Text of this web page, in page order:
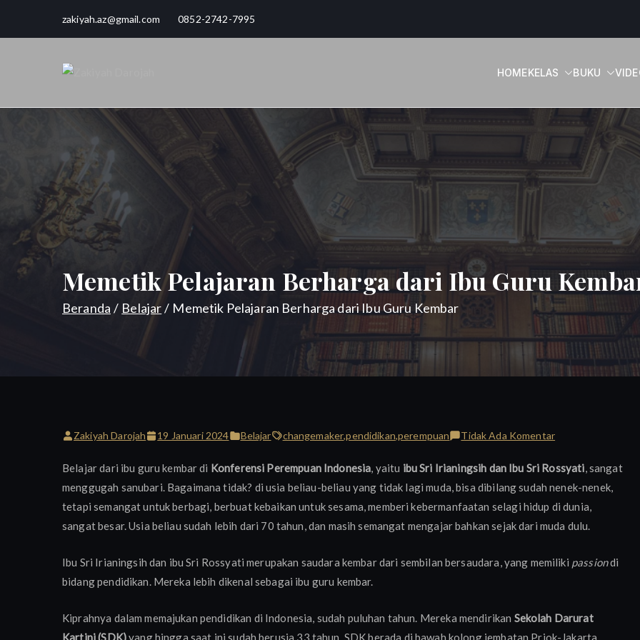
zakiyah.az@gmail.com 0852-2742-7995
HOMEKELAS BUKU
Memetik Pelajaran Berharga dari Ibu Guru
Beranda Belajar Memetik Pelajaran Berharga dari Ibu Guru Kembar
Zakiyah Darojah 19 Januari 2024 Belajar changemaker,pendidikan,perempuan Tidak Ada Komentarpada
Pelajaran
Berharga
dari
Ibu
Kembar
Belajar dari ibu guru kembar di Konferensi Perempuan Indonesia, yaitu ibu Sri Irianingsih dan Ibu Sri Rossyati, sangat
menggugah sanubari. Bagaimana tidak? di usia beliau-beliau yang tidak lagi muda, bisa dibilang sudah nenek-nenek,
tetapi semangat untuk berbagi, berbuat kebaikan untuk sesama, memberi kebermanfaatan selagi hidup di dunia,
sangat besar. Usia beliau sudah lebih dari 70 tahun, dan masih semangat mengajar bahkan sejak dari muda dulu.
Ibu Sri Irianingsih dan ibu Sri Rossyati merupakan saudara kembar dari sembilan bersaudara, yang memiliki passiondi
bidang pendidikan. Mereka lebih dikenal sebagai ibu guru kembar.
Kiprahnya dalam memajukan pendidikan di Indonesia, sudah puluhan tahun. Mereka mendirikan Sekolah Darurat
Kartini (SDK)yang hingga saat ini sudah berusia 33 tahun. SDK berada di bawah kolong jembatan Priok-Jakarta